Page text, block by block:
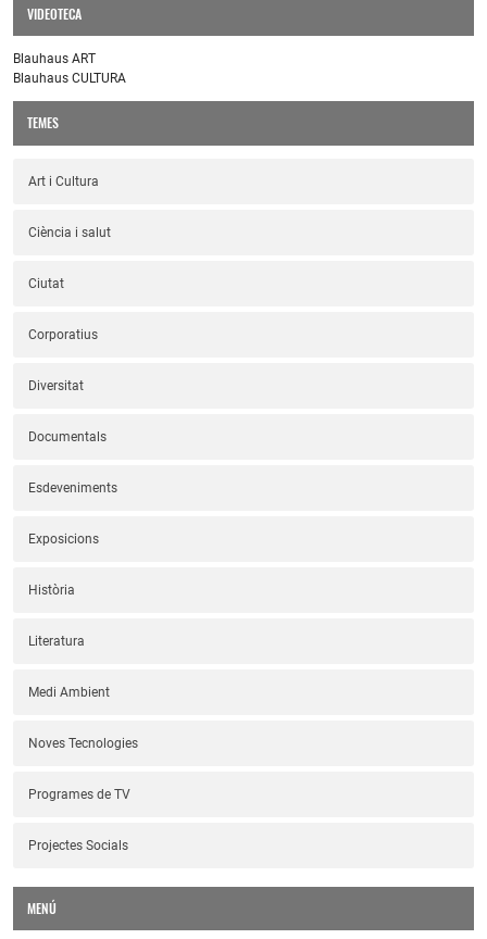
VIDEOTECA
Blauhaus ART
Blauhaus CULTURA
TEMES
Art i Cultura
Ciència i salut
Ciutat
Corporatius
Diversitat
Documentals
Esdeveniments
Exposicions
Història
Literatura
Medi Ambient
Noves Tecnologies
Programes de TV
Projectes Socials
MENÚ